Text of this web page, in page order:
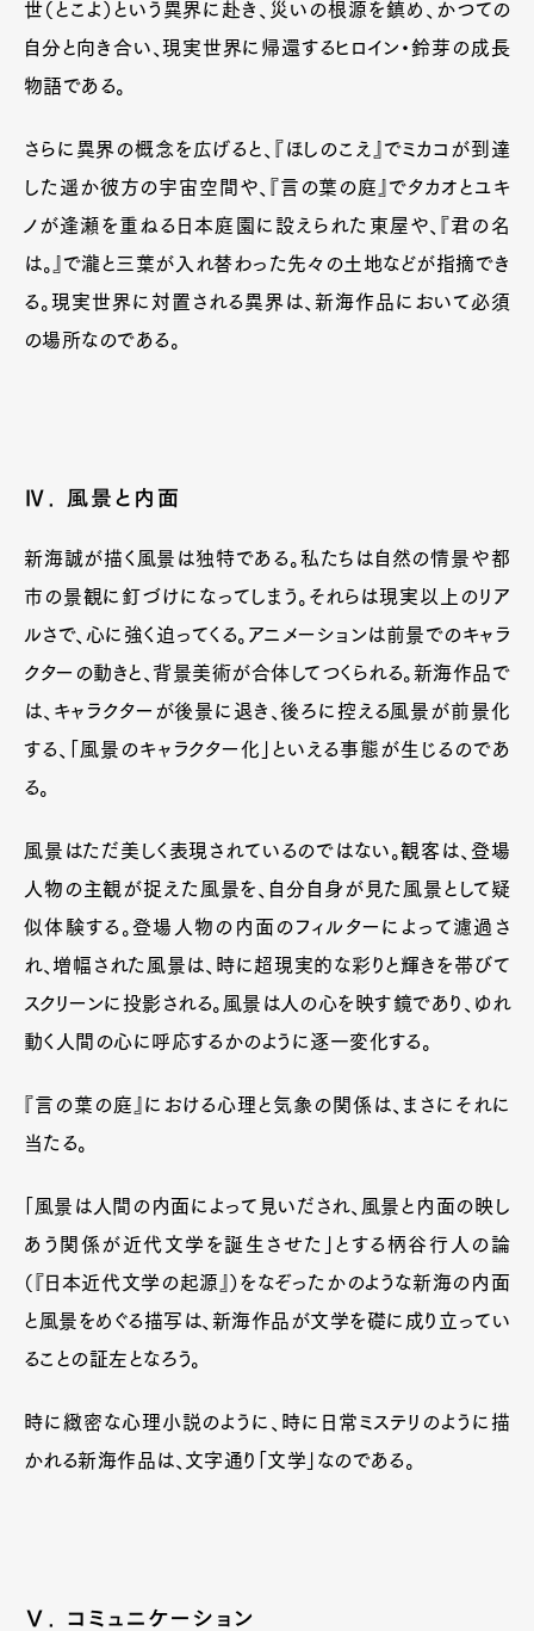
世（とこよ）という異界に赴き、災いの根源を鎮め、かつての
自分と向き合い、現実世界に帰還するヒロイン・鈴芽の成長
物語である。
さらに異界の概念を広げると、『ほしのこえ』でミカコが到達
した遥か彼方の宇宙空間や、『言の葉の庭』でタカオとユキ
ノが逢瀬を重ねる日本庭園に設えられた東屋や、『君の名
は。』で瀧と三葉が入れ替わった先々の土地などが指摘でき
る。現実世界に対置される異界は、新海作品において必須
の場所なのである。
Ⅳ. 風景と内面
新海誠が描く風景は独特である。私たちは自然の情景や都
市の景観に釘づけになってしまう。それらは現実以上のリア
ルさで、心に強く迫ってくる。アニメーションは前景でのキャラ
クターの動きと、背景美術が合体してつくられる。新海作品で
は、キャラクターが後景に退き、後ろに控える風景が前景化
する、「風景のキャラクター化」といえる事態が生じるのであ
る。
風景はただ美しく表現されているのではない。観客は、登場
人物の主観が捉えた風景を、自分自身が見た風景として疑
似体験する。登場人物の内面のフィルターによって濾過さ
れ、増幅された風景は、時に超現実的な彩りと輝きを帯びて
スクリーンに投影される。風景は人の心を映す鏡であり、ゆれ
動く人間の心に呼応するかのように逐一変化する。
『言の葉の庭』における心理と気象の関係は、まさにそれに
当たる。
「風景は人間の内面によって見いだされ、風景と内面の映し
あう関係が近代文学を誕生させた」とする柄谷行人の論
（『日本近代文学の起源』）をなぞったかのような新海の内面
と風景をめぐる描写は、新海作品が文学を礎に成り立ってい
ることの証左となろう。
時に緻密な心理小説のように、時に日常ミステリのように描
かれる新海作品は、文字通り「文学」なのである。
Ⅴ. コミュニケーション